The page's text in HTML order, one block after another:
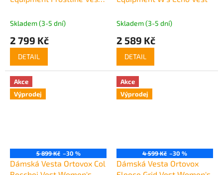
Skladem (3-5 dní)
2 799 Kč
DETAIL
Skladem (3-5 dní)
2 589 Kč
DETAIL
Akce
Výprodej
5 899 Kč –30 %
Dámská Vesta Ortovox Col
Akce
Výprodej
4 599 Kč –30 %
Dámská Vesta Ortovox